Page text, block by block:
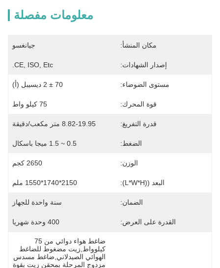
معلومات مفصلة
مكان المنشأ: جيانغسو
إصدار الشهادات: CE, ISO, Etc.
مستوى الضوضاء: 70 ± 2 ديسيبل (أ)
قوة المحرك: 75 كيلو واط
قدرة التفريغ: 8.82-19.95 متر مكعب/دقيقة
الضغط: 0.5 ~ 1.5 ميجا باسكال
الوزن: 2650 كجم
البعد ((L*W*H): 2150*1740*1550 ملم
الضمان: سنة واحدة للجهاز
القدرة على العرض: 400 وحدة شهريا